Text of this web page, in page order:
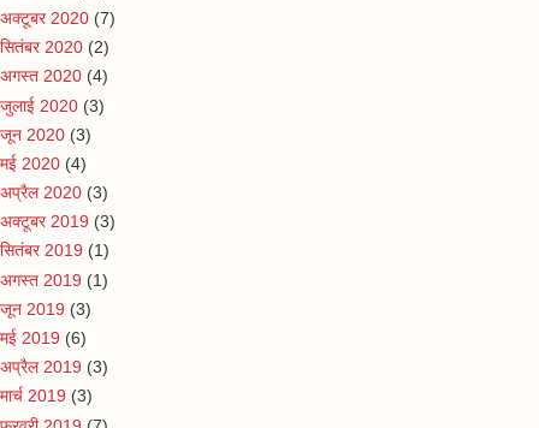
अक्टूबर 2020 (7)
सितंबर 2020 (2)
अगस्त 2020 (4)
जुलाई 2020 (3)
जून 2020 (3)
मई 2020 (4)
अप्रैल 2020 (3)
अक्टूबर 2019 (3)
सितंबर 2019 (1)
अगस्त 2019 (1)
जून 2019 (3)
मई 2019 (6)
अप्रैल 2019 (3)
मार्च 2019 (3)